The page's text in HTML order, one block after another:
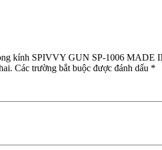
kính SPIVVY GUN SP-1006 MADE
Các trường bắt buộc được đánh dấu *